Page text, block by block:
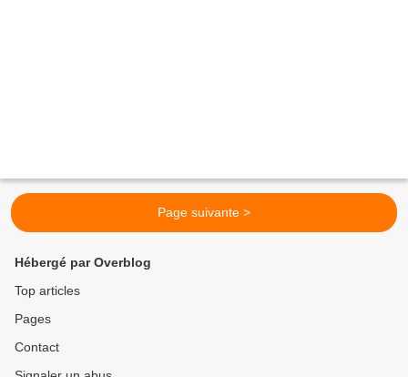
Page suivante >
Hébergé par Overblog
Top articles
Pages
Contact